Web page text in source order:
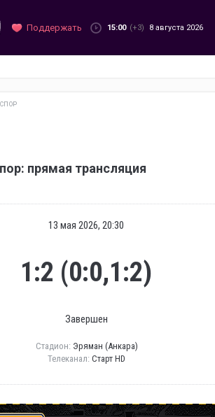
Поддержать 15:00 (+3) 8 августа 2026
прямая трансляция
13 мая 2026, 20:30
1:2 (0:0,1:2)
Завершен
Стадион: Эряман (Анкара)
Телеканал: Старт HD